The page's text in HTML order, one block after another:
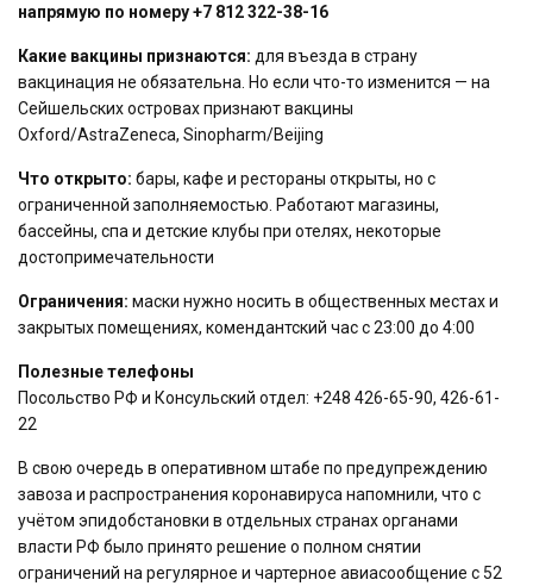
напрямую по номеру +7 812 322-38-16
Какие вакцины признаются: для въезда в страну
вакцинация не обязательна. Но если что-то изменится — на
Сейшельских островах признают вакцины
Oxford/AstraZeneca, Sinopharm/Beijing
Что открыто: бары, кафе и рестораны открыты, но с
ограниченной заполняемостью. Работают магазины,
бассейны, спа и детские клубы при отелях, некоторые
достопримечательности
Ограничения: маски нужно носить в общественных местах и
закрытых помещениях, комендантский час с 23:00 до 4:00
Полезные телефоны
Посольство РФ и Консульский отдел: +248 426-65-90, 426-61-
22
В свою очередь в оперативном штабе по предупреждению
завоза и распространения коронавируса напомнили, что с
учётом эпидобстановки в отдельных странах органами
власти РФ было принято решение о полном снятии
ограничений на регулярное и чартерное авиасообщение с 52